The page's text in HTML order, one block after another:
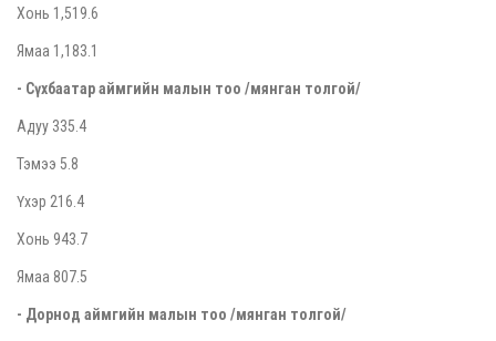
Хонь 1,519.6
Ямаа 1,183.1
- Сүхбаатараймгийн малын тоо /мянган толгой/
Адуу 335.4
Тэмээ 5.8
Үхэр 216.4
Хонь 943.7
Ямаа 807.5
- Дорнод аймгийн малын тоо /мянган толгой/